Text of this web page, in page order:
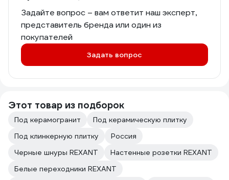
Задайте вопрос – вам ответит наш эксперт,
представитель бренда или один из
покупателей
Задать вопрос
Этот товар из подборок
Под керамогранит
Под керамическую плитку
Под клинкерную плитку
Россия
Черные шнуры REXANT
Настенные розетки REXANT
Белые переходники REXANT